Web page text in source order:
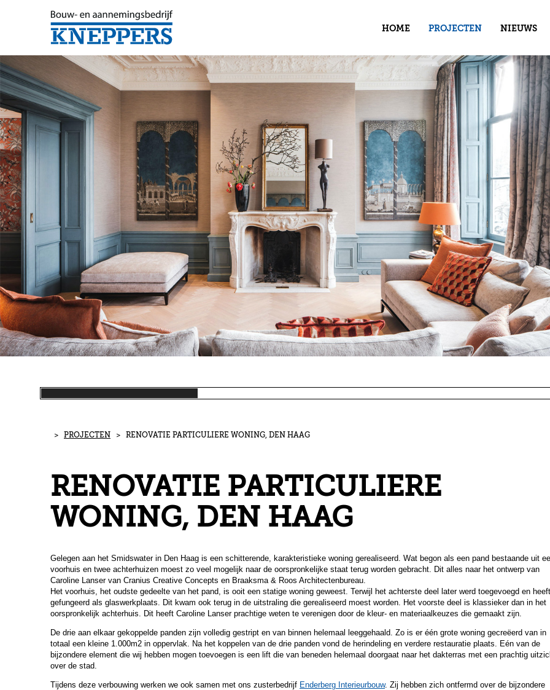
HOME PROJECTEN NIEUWS
RENOVATIE PARTICULIERE WONING, DEN HAAG
> PROJECTEN > RENOVATIE PARTICULIERE WONING, DEN HAAG
RENOVATIE PARTICULIERE
WONING, DEN HAAG
Gelegen aan het Smidswater in Den Haag is een schitterende, karakteristieke woning gerealiseerd. Wat begon als een pand bestaande uit
voorhuis en twee achterhuizen moest zo veel mogelijk naar de oorspronkelijke staat terug worden gebracht. Dit alles naar het ontwerp van
Caroline Lanser van Cranius Creative Concepts en Braaksma & Roos Architectenbureau.
Het voorhuis, het oudste gedeelte van het pand, is ooit een statige woning geweest. Terwijl het achterste deel later werd toegevoegd en heeft
gefungeerd als glaswerkplaats. Dit kwam ook terug in de uitstraling die gerealiseerd moest worden. Het voorste deel is klassieker dan in het
oorspronkelijk achterhuis. Dit heeft Caroline Lanser prachtige weten te verenigen door de kleur- en materiaalkeuzes die gemaakt zijn.
De drie aan elkaar gekoppelde panden zijn volledig gestript en van binnen helemaal leeggehaald. Zo is er één grote woning gecreëerd van in
totaal een kleine 1.000m2 in oppervlak. Na het koppelen van de drie panden vond de herindeling en verdere restauratie plaats. Eén van de
bijzondere element die wij hebben mogen toevoegen is een lift die van beneden helemaal doorgaat naar het dakterras met een prachtig
over de stad.
Tijdens deze verbouwing werken we ook samen met ons zusterbedrijf Enderberg Interieurbouw. Zij hebben zich ontfermd over de bijzondere